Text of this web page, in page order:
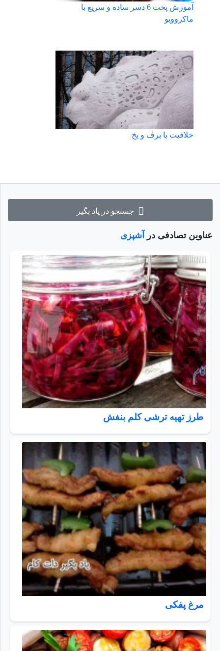
جستجو در یاد بگیر
عناوین تصادفی در آشپزی
طرز تهیه ترشی کلم بنفش
مرغ پفکی
آموزش پخت 6 دسر ساده و سریع با
ماکروویو
خلاقیت با برف و یخ